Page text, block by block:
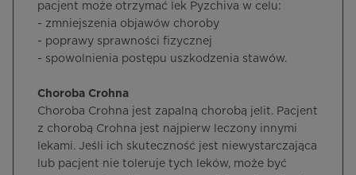
pacjent może otrzymać lek Pyzchiva w celu:
- zmniejszenia objawów choroby
- poprawy sprawności fizycznej
- spowolnienia postępu uszkodzenia stawów.
Choroba Crohna
Choroba Crohna jest zapalną chorobą jelit. Pacjent
z chorobą Crohna jest najpierw leczony innymi
lekami. Jeśli ich skuteczność jest niewystarczająca
lub pacjent nie toleruje tych leków, może być